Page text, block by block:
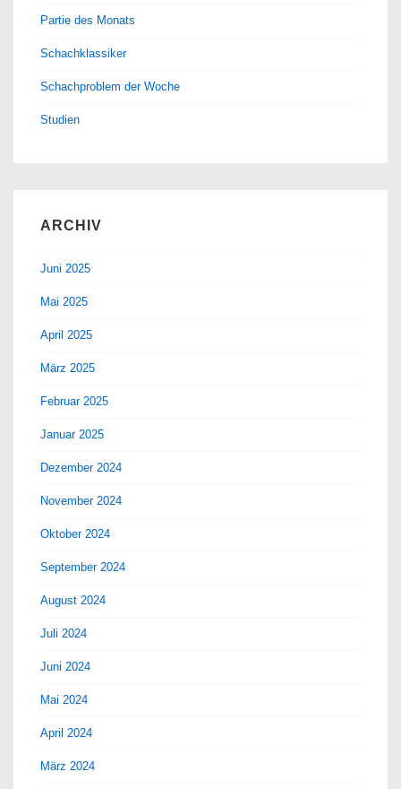
Partie des Monats
Schachklassiker
Schachproblem der Woche
Studien
ARCHIV
Juni 2025
Mai 2025
April 2025
März 2025
Februar 2025
Januar 2025
Dezember 2024
November 2024
Oktober 2024
September 2024
August 2024
Juli 2024
Juni 2024
Mai 2024
April 2024
März 2024